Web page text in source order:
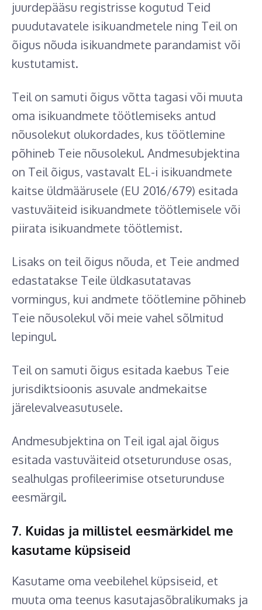
juurdepääsu registrisse kogutud Teid
puudutavatele isikuandmetele ning Teil on
õigus nõuda isikuandmete parandamist või
kustutamist.
Teil on samuti õigus võtta tagasi või muuta
oma isikuandmete töötlemiseks antud
nõusolekut olukordades, kus töötlemine
põhineb Teie nõusolekul. Andmesubjektina
on Teil õigus, vastavalt EL-i isikuandmete
kaitse üldmäärusele (EU 2016/679) esitada
vastuväiteid isikuandmete töötlemisele või
piirata isikuandmete töötlemist.
Lisaks on teil õigus nõuda, et Teie andmed
edastatakse Teile üldkasutatavas
vormingus, kui andmete töötlemine põhineb
Teie nõusolekul või meie vahel sõlmitud
lepingul.
Teil on samuti õigus esitada kaebus Teie
jurisdiktsioonis asuvale andmekaitse
järelevalveasutusele.
Andmesubjektina on Teil igal ajal õigus
esitada vastuväiteid otseturunduse osas,
sealhulgas profileerimise otseturunduse
eesmärgil.
7. Kuidas ja millistel eesmärkidel me
kasutame küpsiseid
Kasutame oma veebilehel küpsiseid, et
muuta oma teenus kasutajasõbralikumaks ja